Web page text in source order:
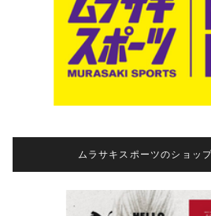
ムラサキスポーツのショッ